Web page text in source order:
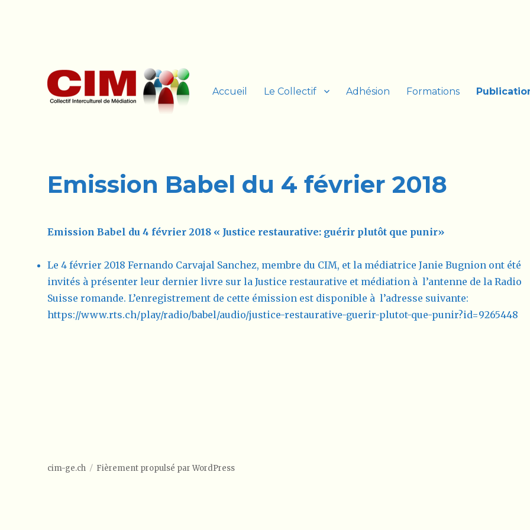
Accueil Le Collectif Adhésion Formations
Emission Babel du 4 février 2018
Emission Babel du 4 février 2018 « Justice restaurative: guérir plutôt que punir»
Le 4 février 2018 Fernando Carvajal Sanchez, membre du CIM, et la médiatrice Janie Bugnion ont été
invités à présenter leur dernier livre sur la Justice restaurative et médiation à l’antenne de la Radio
Suisse romande. L’enregistrement de cette émission est disponible à l’adresse suivante:
https://www.rts.ch/play/radio/babel/audio/justice-restaurative-guerir-plutot-que-punir?id=9265448
cim-ge.ch Fièrement propulsé par WordPress